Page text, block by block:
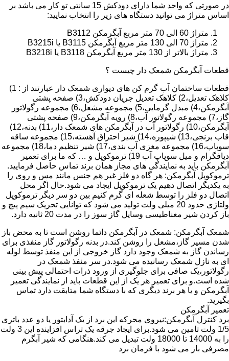
در صورتی که واحد شما دارای دودکش 15 سانتی تو کار می باشد بر
اساس متراژ می توانید دستگاه های زیر را انتخاب نمایید:
متراژ 60 الی 70 متر مربع آبگرمکن B3112
متراژ 70 الی 130 متر مربع آبگرمکن B3115 یا B3215i
متراژ بالاتر از 130 متر مربع آبگرمکن B3118 یا B3218i
قطعات آبگرمکن شمعک دار چیست ؟
قطعات ساختمان آب گرم کن های دیواری شمعک دار عبارتند از : 1)
کلاهک تعدیل،2) کلاهک تعدیل جریان دودکش،3) صفحه پشتی
آبگرمکن،4) مبدل گرمایی،5) مجموعه مشعل،6) مجموعه رگولاتور
گاز،7) مجموعه رگولاتور آب،8) رویه آبگرمکن،9) صفحه پشتی
آبگرمکن،10) رگولاتور آب در آبگرمکن های شمعک دار،11) بدنه،12)
قاب برنجی،13) شیپوره،14) شیر احتراق آهسته،15) مجموعه ساقه
سوپاپ،16) مجموعه مغزی آب بندی،17) شیر تنظیم دما،18) مجموعه
دیافگرام و میل سوپاپ آب 19) ترموکوپل و … که ما برای تعمیر
آبگرمکن باید به نمایندگی های مجاز همان برند تماس حاصل فرمایید.
ترموکوپل آبگرمکن: هر گاه دو فلز غیر هم جنس مانند مس و روی را
به یکدیگر اتصال دهیم یک ترموکوپل ایجاد می شود.حال اگر محل
اتصال دو فلز را توسط شعله ای گرم کنیم بین دو سر دیگر ترموکوپل
ولتاژی حدود 20 میلی ولت تولید می شود که توانایی تحریک سیم پیچ و
باز کردن شیر مغناطیسی وسایل گاز سوز را در مدت 20 ثانیه دارد.
شمعک آبگرمکن: شمعک در آبگرمکن دائما روشن است تا به محض باز
شدن مسیر گاز،مشعل را روشن کند.در بدنه رگولاتور گاز منفذی برای
رساندن گاز به شمعک وجود دارد گاز خروجی از این منفذ توسط لوله
ای به نازل شمعک رسانیده می شود.در سر منفذ شمعک در
رگولاتور،یک صافی برای جلوگیری از ورود ذرات احتمالی پیش بینی
شده است.و برای تعمیر هر یک از این قطعات باید از نمایندگی تعمیر
آبگرمکن و یا هر برند دیگری که با دستگاه شما متابقت دارد تماس
بگیرید.
تعمیر آبگرمکن
برد کنترل آبگرمکن:نیروی محرکه این برد از یک آدابتور یا دو عدد باتری
1/5 ولت تامین می شود.برای ایجاد جرقه یک تراس افزاینده این 3 ولت
را به 14000 تا 18000 ولت تبدیل می کند.هنگامی که شیر آبگرم
مصرفی باز می شود با فرمان برد